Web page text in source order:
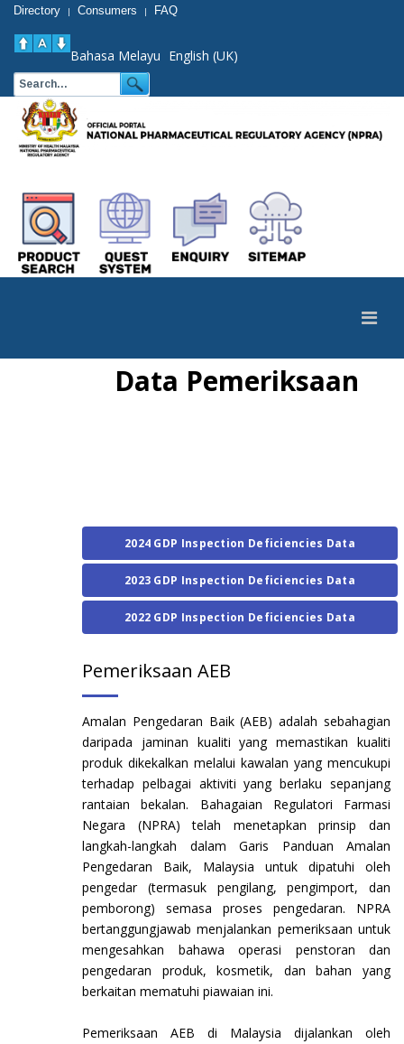
Directory | Consumers | FAQ
Bahasa Melayu English (UK)
Data Pemeriksaan
2024 GDP Inspection Deficiencies Data
2023 GDP Inspection Deficiencies Data
2022 GDP Inspection Deficiencies Data
Pemeriksaan AEB
Amalan Pengedaran Baik (AEB) adalah sebahagian
daripada jaminan kualiti yang memastikan kualiti
produk dikekalkan melalui kawalan yang mencukupi
terhadap pelbagai aktiviti yang berlaku sepanjang
rantaian bekalan. Bahagaian Regulatori Farmasi
Negara (NPRA) telah menetapkan prinsip dan
langkah-langkah dalam Garis Panduan Amalan
Pengedaran Baik, Malaysia untuk dipatuhi oleh
pengedar (termasuk pengilang, pengimport, dan
pemborong) semasa proses pengedaran. NPRA
bertanggungjawab menjalankan pemeriksaan untuk
mengesahkan bahawa operasi penstoran dan
pengedaran produk, kosmetik, dan bahan yang
berkaitan mematuhi piawaian ini.
Pemeriksaan AEB di Malaysia dijalankan oleh